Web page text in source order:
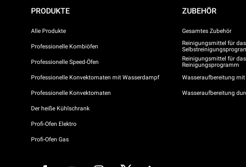
PRODUKTE
Alle Produkte
Professionelle Kombiöfen
Professionelle Speed-Öfen
Professionelle Konvektomaten mit Wasserdampf
Professionelle Konvektomaten
Der heiße Kühlschrank
Profi-Ofen Elektro
Profi-Ofen Gas
ZUBEHÖR
Gesamtes Zubehör
Reinigungsmittel für das
Reinigungsmittel für
Reinigungsprogramm
Wasseraufbereitung
Wasseraufbereitung